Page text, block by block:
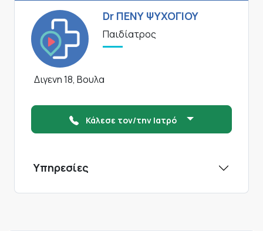
Dr ΠΕΝΥ ΨΥΧΟΓΙΟΥ
Παιδίατρος
Διγενη 18, Βουλα
Κάλεσε τον/την Ιατρό
Υπηρεσίες